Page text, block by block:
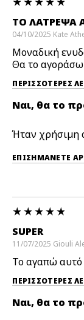
ΤΟ ΛΆΤΡΕΨΑ
04/10/2025 Kate
Μοναδική
Θα το
ΠΕΡΙΣΣΌΤΕΡΕΣ
Ναι, θα το
Ήταν χρήσιμη
SUPER
11/07/2025 Giouli
Το αγαπώ αυτό
ΠΕΡΙΣΣΌΤΕΡΕΣ
Ναι, θα το